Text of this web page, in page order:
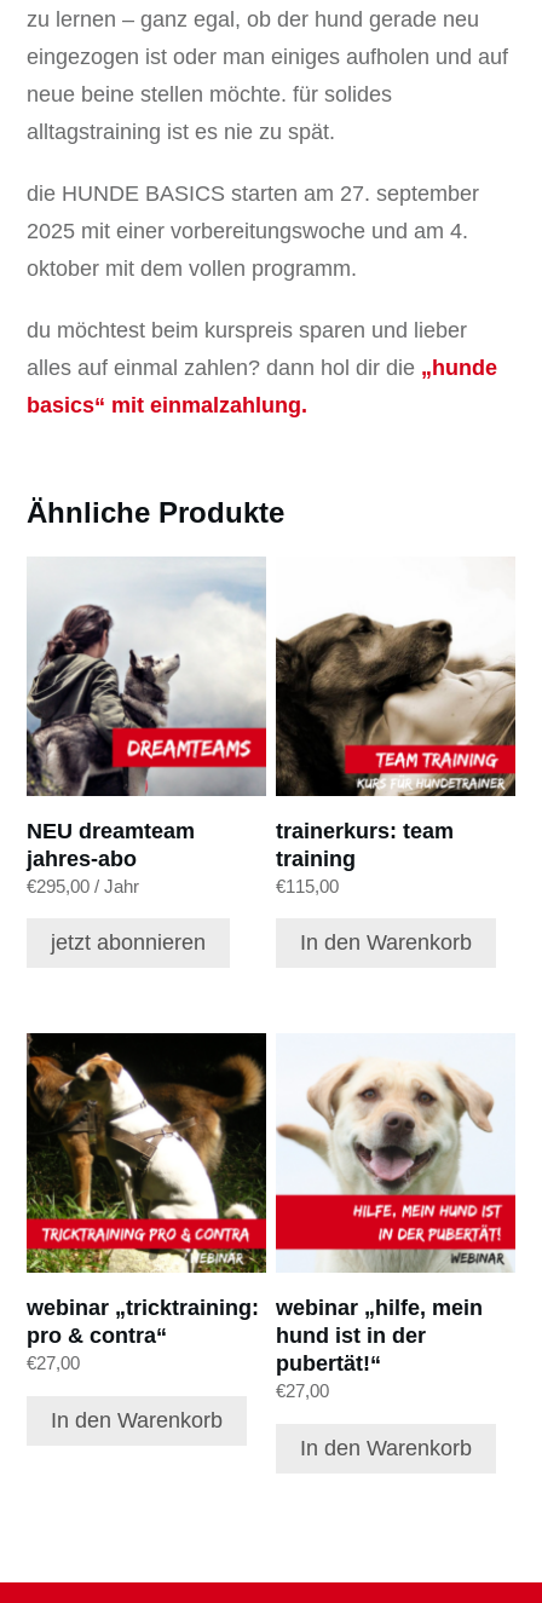
zu lernen – ganz egal, ob der hund gerade neu
eingezogen ist oder man einiges aufholen und auf
neue beine stellen möchte. für solides
alltagstraining ist es nie zu spät.
die HUNDE BASICS starten am 27. september
2025 mit einer vorbereitungswoche und am 4.
oktober mit dem vollen programm.
du möchtest beim kurspreis sparen und lieber
alles auf einmal zahlen? dann hol dir die „hunde
basics“ mit einmalzahlung.
Ähnliche Produkte
NEU dreamteam
jahres-abo
€295,00 / Jahr
jetzt abonnieren
trainerkurs: team
training
€115,00
In den Warenkorb
webinar „tricktraining:
pro & contra“
€27,00
In den Warenkorb
webinar „hilfe, mein
hund ist in der
pubertät!“
€27,00
In den Warenkorb